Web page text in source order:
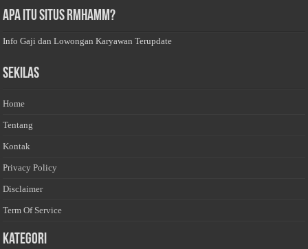
Apa Itu Situs Rmhamm?
Info Gaji dan Lowongan Karyawan Terupdate
Sekilas
Home
Tentang
Kontak
Privacy Policy
Disclaimer
Term Of Service
Kategori